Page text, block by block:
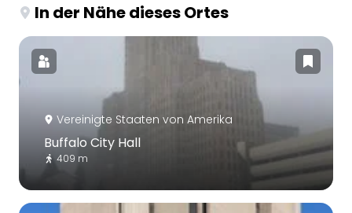
In der Nähe dieses Ortes
Vereinigte Staaten von Amerika
Buffalo City Hall
409 m